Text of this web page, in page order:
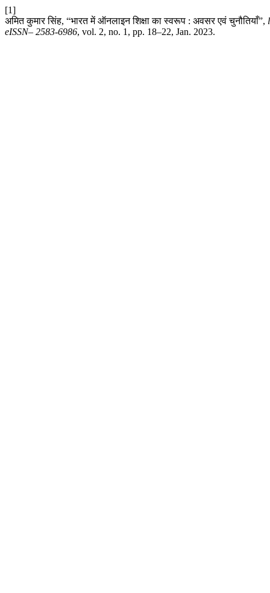
[1]
अमित कुमार सिंह, “भारत में ऑनलाइन शिक्षा का स्वरूप : अवसर एवं चुनौतियाँ”,
eISSN– 2583-6986, vol. 2, no. 1, pp. 18–22, Jan. 2023.